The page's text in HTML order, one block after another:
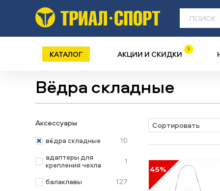
КАТАЛОГ АКЦИИ И СКИДКИ 5
Вёдра складные
Аксессуары
вёдра складные 10
адаптеры для
крепления чехла
1
балаклавы 127
Сортировать
45%